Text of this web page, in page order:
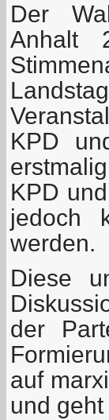
Der
Anhalt
KPD
KPD
jedoch
werden.
Diese
der
auf
und